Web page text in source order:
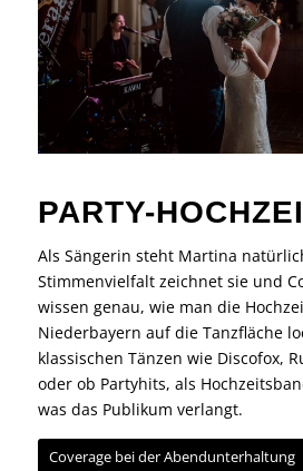
PARTY-
Als Sängerin steht Martina
Stimmenvielfalt zeichnet sie und
wissen genau, wie man die
Niederbayern auf die Tanzfläche
klassischen Tänzen wie Discofox,
oder ob Partyhits, als
was das Publikum verlangt.
Coverage bei der Abendunterhaltung